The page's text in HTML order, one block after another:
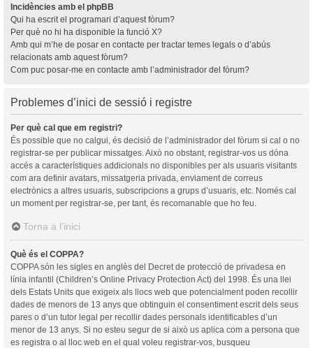
Incidències amb el phpBB
Qui ha escrit el programari d’aquest fòrum?
Per què no hi ha disponible la funció X?
Amb qui m’he de posar en contacte per tractar temes legals o d’abús
relacionats amb aquest fòrum?
Com puc posar-me en contacte amb l’administrador del fòrum?
Problemes d’inici de sessió i registre
Per què cal que em registri?
És possible que no calgui, és decisió de l’administrador del fòrum si cal o no
registrar-se per publicar missatges. Això no obstant, registrar-vos us dóna
accés a característiques addicionals no disponibles per als usuaris visitants
com ara definir avatars, missatgeria privada, enviament de correus
electrònics a altres usuaris, subscripcions a grups d’usuaris, etc. Només cal
un moment per registrar-se, per tant, és recomanable que ho feu.
Torna a l’inici
Què és el COPPA?
COPPA són les sigles en anglès del Decret de protecció de privadesa en
línia infantil (Children’s Online Privacy Protection Act) del 1998. És una llei
dels Estats Units que exigeix als llocs web que potencialment poden recollir
dades de menors de 13 anys que obtinguin el consentiment escrit dels seus
pares o d’un tutor legal per recollir dades personals identificables d’un
menor de 13 anys. Si no esteu segur de si això us aplica com a persona que
es registra o al lloc web en el qual voleu registrar-vos, busqueu